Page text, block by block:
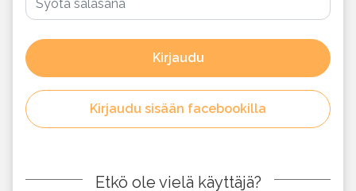
Kirjaudu
Kirjaudu sisään facebookilla
Etkö ole vielä käyttäjä?